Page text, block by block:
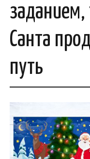
заданием,
Санта
путь